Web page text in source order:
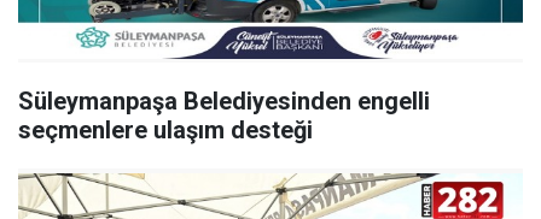
Süleymanpaşa Belediyesinden engelli
seçmenlere ulaşım desteği